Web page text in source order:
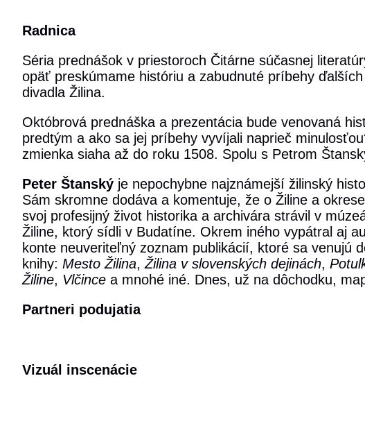
Radnica
Séria prednášok v priestoroch Čitárne súčasnej
opäť preskúmame históriu a zabudnuté príbehy
divadla Žilina.
Októbrová prednáška a prezentácia bude venovaná
predtým a ako sa jej príbehy vyvíjali naprieč
zmienka siaha až do roku 1508. Spolu s Petrom
Peter Štanský je nepochybne najznámejší žilinský
Sám skromne dodáva a komentuje, že o Žiline a
svoj profesijný život historika a archivára strávil v
Žiline, ktorý sídli v Budatíne. Okrem iného vypátral aj
konte neuveriteľný zoznam publikácií, ktoré sa venujú
knihy: Mesto Žilina, Žilina v slovenských dejinách,
Žiline, Vlčince a mnohé iné. Dnes, už na dôchodku,
Partneri podujatia
Vizuál inscenácie